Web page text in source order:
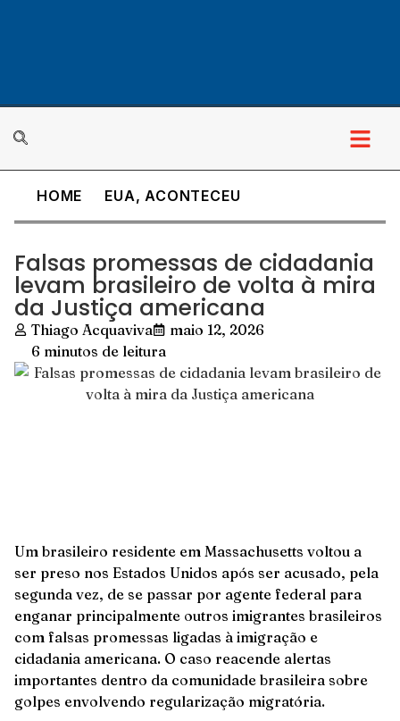
HOME EUA,ACONTECEU
Falsas promessas de cidadania
levam brasileiro de volta à mira
da Justiça americana
Thiago Acquaviva
maio 12, 2026
6 minutos de leitura
Um brasileiro residente em Massachusetts voltou a
ser preso nos Estados Unidos após ser acusado, pela
segunda vez, de se passar por agente federal para
enganar principalmente outros imigrantes brasileiros
com falsas promessas ligadas à imigração e
cidadania americana. O caso reacende alertas
importantes dentro da comunidade brasileira sobre
golpes envolvendo regularização migratória.